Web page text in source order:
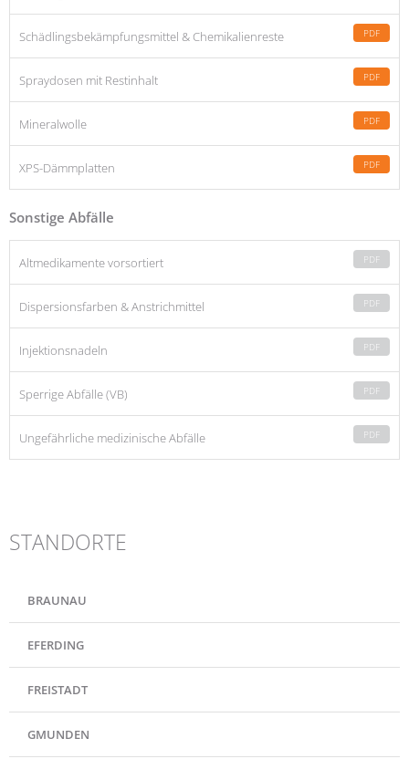
Schädlingsbekämpfungsmittel & Chemikalienreste PDF
Spraydosen mit Restinhalt PDF
Mineralwolle PDF
XPS-Dämmplatten PDF
Sonstige Abfälle
Altmedikamente vorsortiert PDF
Dispersionsfarben & Anstrichmittel PDF
Injektionsnadeln PDF
Sperrige Abfälle (VB) PDF
Ungefährliche medizinische Abfälle PDF
STANDORTE
BRAUNAU
EFERDING
FREISTADT
GMUNDEN